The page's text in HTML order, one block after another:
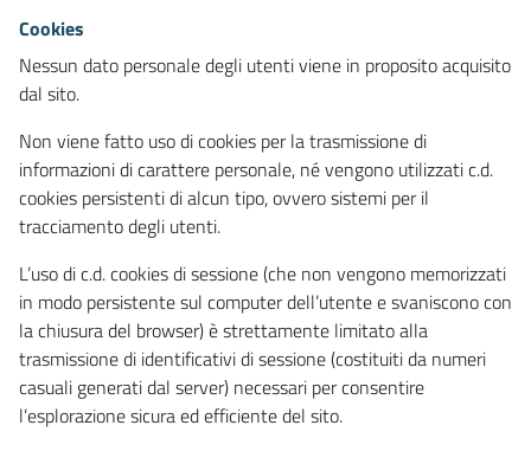
Cookies
Nessun dato personale degli utenti viene in proposito acquisito
dal sito.
Non viene fatto uso di cookies per la trasmissione di
informazioni di carattere personale, né vengono utilizzati c.d.
cookies persistenti di alcun tipo, ovvero sistemi per il
tracciamento degli utenti.
L’uso di c.d. cookies di sessione (che non vengono memorizzati
in modo persistente sul computer dell’utente e svaniscono con
la chiusura del browser) è strettamente limitato alla
trasmissione di identificativi di sessione (costituiti da numeri
casuali generati dal server) necessari per consentire
l’esplorazione sicura ed efficiente del sito.